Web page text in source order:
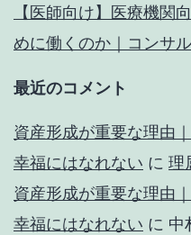
【医師向け】医療機関
めに働くのか｜コンサ
最近のコメント
資産形成が重要な理由
幸福にはなれない に 理
資産形成が重要な理由
幸福にはなれない に